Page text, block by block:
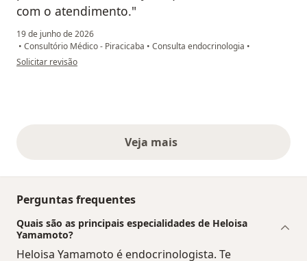
com o atendimento."
19 de junho de 2026
• Consultório Médico - Piracicaba • Consulta endocrinologia •
na opinião do utilizador Mirian Pinheiro
Solicitar revisão
Veja maisopiniões acima
Perguntas frequentes
Quais são as principais especialidades de Heloisa
Yamamoto?
Heloisa Yamamoto é endocrinologista. Te